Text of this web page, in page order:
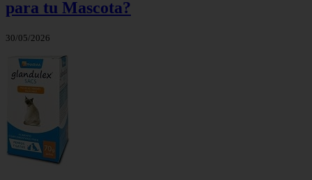
para tu Mascota?
30/05/2026